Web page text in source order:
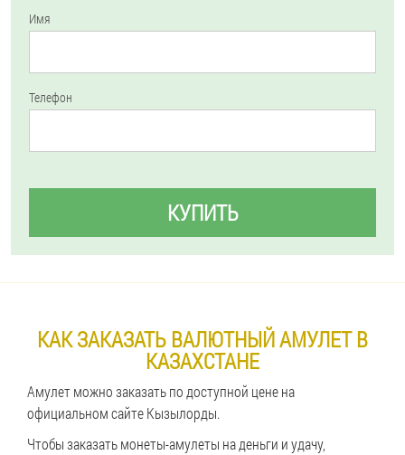
Имя
Телефон
КУПИТЬ
КАК ЗАКАЗАТЬ ВАЛЮТНЫЙ АМУЛЕТ В
КАЗАХСТАНЕ
Амулет можно заказать по доступной цене на
официальном сайте Кызылорды.
Чтобы заказать монеты-амулеты на деньги и удачу,